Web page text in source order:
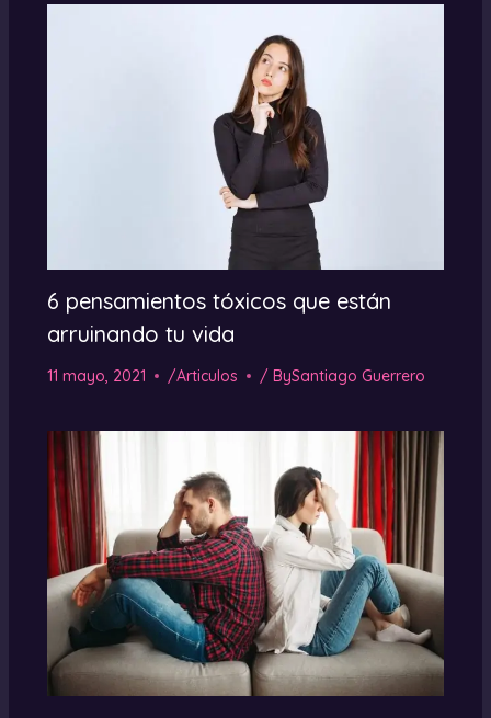
6 pensamientos tóxicos que están
arruinando tu vida
11 mayo, 2021 /Articulos / BySantiago Guerrero